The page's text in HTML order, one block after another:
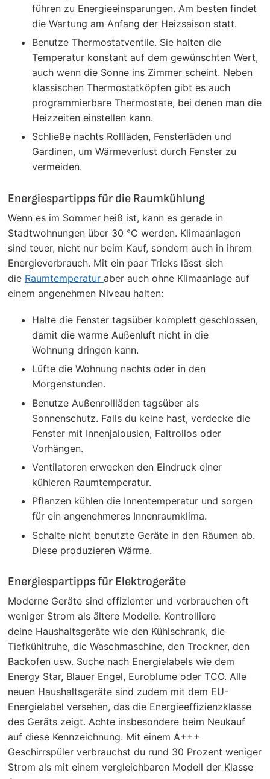
führen zu Energieeinsparungen. Am besten findet
die Wartung am Anfang der Heizsaison statt.
Benutze Thermostatventile. Sie halten die
Temperatur konstant auf dem gewünschten Wert,
auch wenn die Sonne ins Zimmer scheint. Neben
klassischen Thermostatköpfen gibt es auch
programmierbare Thermostate, bei denen man die
Heizzeiten einstellen kann.
Schließe nachts Rollläden, Fensterläden und
Gardinen, um Wärmeverlust durch Fenster zu
vermeiden.
Energiespartipps für die Raumkühlung
Wenn es im Sommer heiß ist, kann es gerade in
Stadtwohnungen über 30 °C werden. Klimaanlagen
sind teuer, nicht nur beim Kauf, sondern auch in ihrem
Energieverbrauch. Mit ein paar Tricks lässt sich
die Raumtemperatur aber auch ohne Klimaanlage auf
einem angenehmen Niveau halten:
Halte die Fenster tagsüber komplett geschlossen,
damit die warme Außenluft nicht in die
Wohnung dringen kann.
Lüfte die Wohnung nachts oder in den
Morgenstunden.
Benutze Außenrollläden tagsüber als
Sonnenschutz. Falls du keine hast, verdecke die
Fenster mit Innenjalousien, Faltrollos oder
Vorhängen.
Ventilatoren erwecken den Eindruck einer
kühleren Raumtemperatur.
Pflanzen kühlen die Innentemperatur und sorgen
für ein angenehmeres Innenraumklima.
Schalte nicht benutzte Geräte in den Räumen ab.
Diese produzieren Wärme.
Energiespartipps für Elektrogeräte
Moderne Geräte sind effizienter und verbrauchen oft
weniger Strom als ältere Modelle. Kontrolliere
deine Haushaltsgeräte wie den Kühlschrank, die
Tiefkühltruhe, die Waschmaschine, den Trockner, den
Backofen usw. Suche nach Energielabels wie dem
Energy Star, Blauer Engel, Euroblume oder TCO. Alle
neuen Haushaltsgeräte sind zudem mit dem EU-
Energielabel versehen, das die Energieeffizienzklasse
des Geräts zeigt. Achte insbesondere beim Neukauf
auf diese Kennzeichnung. Mit einem A+++
Geschirrspüler verbrauchst du rund 30 Prozent weniger
Strom als mit einem vergleichbaren Modell der Klasse